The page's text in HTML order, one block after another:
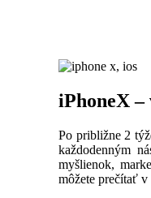
iPhoneX
Po približne 2
každodenným
myšlienok,
môžete prečítať